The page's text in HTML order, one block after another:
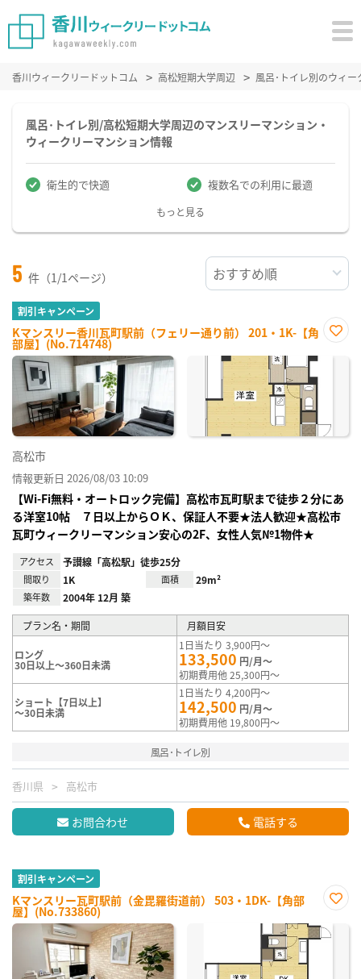
香川ウィークリードットコム 高松短期大学周辺 風呂･トイレ別のウィ
風呂･トイレ別/高松短期大学周辺のマンスリーマンション・
ウィークリーマンション情報
衛生的で快適 複数名での利用に最適
もっと見る
5 件（1/1ページ）
割引キャンペーン
Kマンスリー香川瓦町駅前（フェリー通り前） 201・1K-【角
部屋】(No.714748)
に入
高松市
情報更新日 2026/08/03 10:09
【Wi-Fi無料・オートロック完備】高松市瓦町駅まで徒歩２分にあ
る洋室10帖 ７日以上からＯＫ、保証人不要★法人歓迎★高松市
瓦町ウィークリーマンション安心の2F、女性人気№1物件★
アクセス 予讃線「高松駅」徒歩25分
間取り 1K 面積 29m²
築年数 2004年 12月 築
プラン名・期間 月額目安
ロング
30日以上～360日未満
1日当たり 3,900円～
133,500 円/月～
初期費用他 25,300円～
ショート【7日以上】
～30日未満
1日当たり 4,200円～
142,500 円/月～
初期費用他 19,800円～
風呂･トイレ別
香川県 高松市
お問合わせ 電話する
割引キャンペーン
Kマンスリー瓦町駅前（金毘羅街道前） 503・1DK-【角部
屋】(No.733860)
に入
り登